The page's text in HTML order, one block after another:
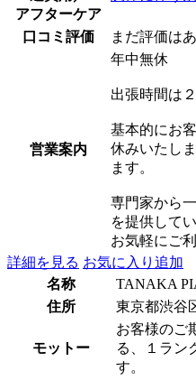
アフターケア
口コミ評価 まだ評価は
営業案内
年中無休
出張時間は
基本的にお
休みいたし
ます。
専門家から
を提供してい
お気軽にご
詳細を見る お気に入り追加
名称
TANAKA
住所
東京都渋谷
モットー
お客様のご
る、１ラン
す。